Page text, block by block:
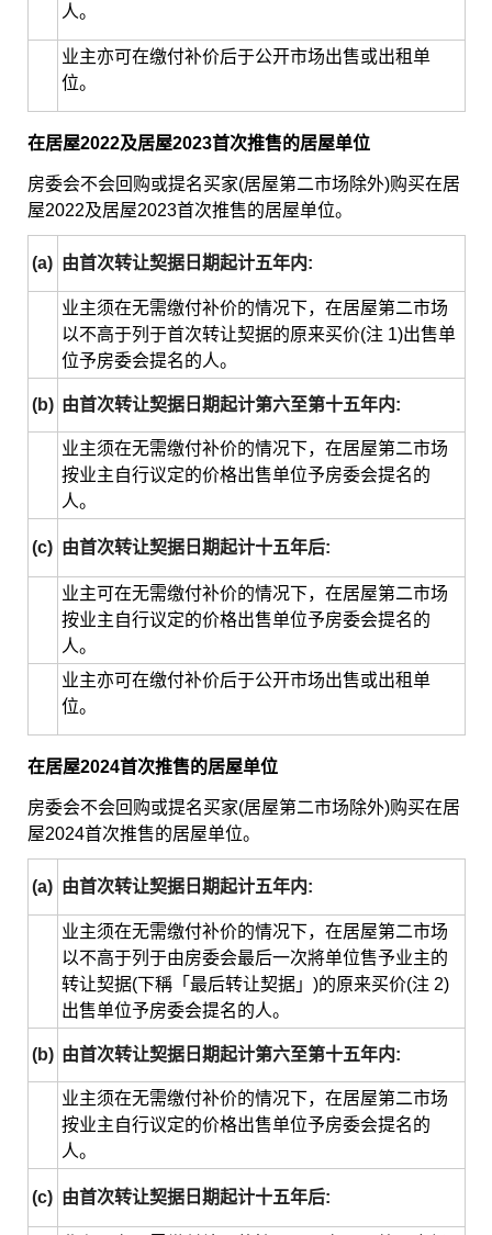
人。
业主亦可在缴付补价后于公开市场出售或出租单
位。
在居屋2022及居屋2023首次推售的居屋单位
房委会不会回购或提名买家(居屋第二市场除外)购买在居
屋2022及居屋2023首次推售的居屋单位。
(a) 由首次转让契据日期起计五年内:
业主须在无需缴付补价的情况下，在居屋第二市场
以不高于列于首次转让契据的原来买价(注 1)出售单
位予房委会提名的人。
(b) 由首次转让契据日期起计第六至第十五年内:
业主须在无需缴付补价的情况下，在居屋第二市场
按业主自行议定的价格出售单位予房委会提名的
人。
(c) 由首次转让契据日期起计十五年后:
业主可在无需缴付补价的情况下，在居屋第二市场
按业主自行议定的价格出售单位予房委会提名的
人。
业主亦可在缴付补价后于公开市场出售或出租单
位。
在居屋2024首次推售的居屋单位
房委会不会回购或提名买家(居屋第二市场除外)购买在居
屋2024首次推售的居屋单位。
(a) 由首次转让契据日期起计五年内:
业主须在无需缴付补价的情况下，在居屋第二市场
以不高于列于由房委会最后一次將单位售予业主的
转让契据(下稱「最后转让契据」)的原来买价(注 2)
出售单位予房委会提名的人。
(b) 由首次转让契据日期起计第六至第十五年内:
业主须在无需缴付补价的情况下，在居屋第二市场
按业主自行议定的价格出售单位予房委会提名的
人。
(c) 由首次转让契据日期起计十五年后: